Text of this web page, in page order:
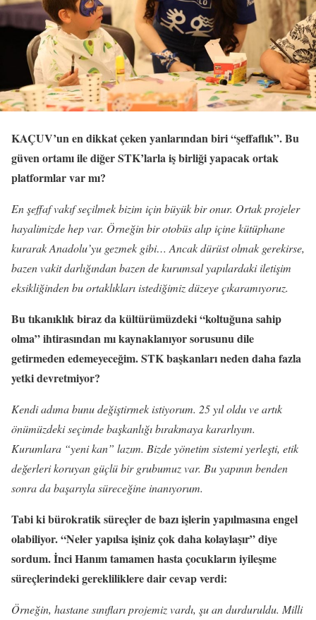
KAÇUV’un en dikkat çeken yanlarından biri “şeffaflık”. Bu
güven ortamı ile diğer STK’larla iş birliği yapacak ortak
platformlar var mı?
En şeffaf vakıf seçilmek bizim için büyük bir onur. Ortak projeler
hayalimizde hep var. Örneğin bir otobüs alıp içine kütüphane
kurarak Anadolu’yu gezmek gibi… Ancak dürüst olmak gerekirse,
bazen vakit darlığından bazen de kurumsal yapılardaki iletişim
eksikliğinden bu ortaklıkları istediğimiz düzeye çıkaramıyoruz.
Bu tıkanıklık biraz da kültürümüzdeki “koltuğuna sahip
olma” ihtirasından mı kaynaklanıyor sorusunu dile
getirmeden edemeyeceğim. STK başkanları neden daha fazla
yetki devretmiyor?
Kendi adıma bunu değiştirmek istiyorum. 25 yıl oldu ve artık
önümüzdeki seçimde başkanlığı bırakmaya kararlıyım.
Kurumlara “yeni kan” lazım. Bizde yönetim sistemi yerleşti, etik
değerleri koruyan güçlü bir grubumuz var. Bu yapının benden
sonra da başarıyla süreceğine inanıyorum.
Tabi ki bürokratik süreçler de bazı işlerin yapılmasına engel
olabiliyor. “Neler yapılsa işiniz çok daha kolaylaşır” diye
sordum. İnci Hanım tamamen hasta çocukların iyileşme
süreçlerindeki gerekliliklere dair cevap verdi:
Örneğin, hastane sınıfları projemiz vardı, şu an durduruldu. Milli